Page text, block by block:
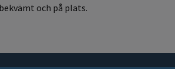
och på plats.